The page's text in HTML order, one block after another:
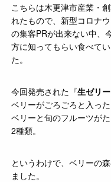
こちらは木更津市産業・
れたもので、新型コロナ
の集客PRが出来ない中、
方に知ってもらい食べて
た。
今回発売された『生ゼリー
ベリーがごろごろと入っ
ベリーと旬のフルーツが
2種類。
というわけで、ベリーの
ました。